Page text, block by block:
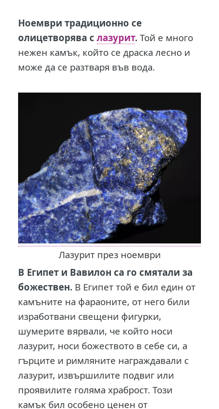
Ноември традиционно се
олицетворява слазурит. Той е много
нежен камък, който се драска лесно и
може да се разтваря във вода.
Лазурит през ноември
В Египет и Вавилон са го смятали за
божествен. В Египет той е бил един от
камъните на фараоните, от него били
изработвани свещени фигурки,
шумерите вярвали, че който носи
лазурит, носи божеството в себе си, а
гърците и римляните награждавали с
лазурит, извършилите подвиг или
проявилите голяма храброст. Този
камък бил особено ценен от